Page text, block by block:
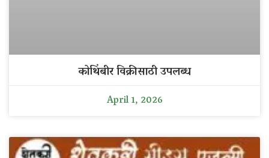
कोथिंबीर विक्रीसाठी उपलब्ध
April 1, 2026